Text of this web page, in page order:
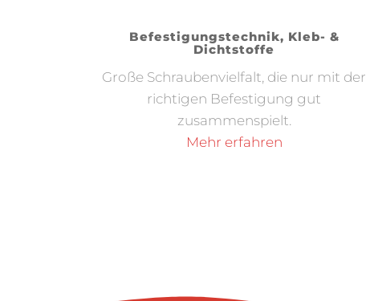
Befestigungstechnik, Kleb- &
Dichtstoffe
Große Schraubenvielfalt, die nur mit der
richtigen Befestigung gut
zusammenspielt.
Mehr erfahren